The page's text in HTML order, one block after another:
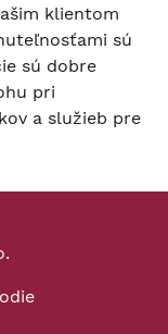
klientom
sú
sú dobre
pri
a služieb pre